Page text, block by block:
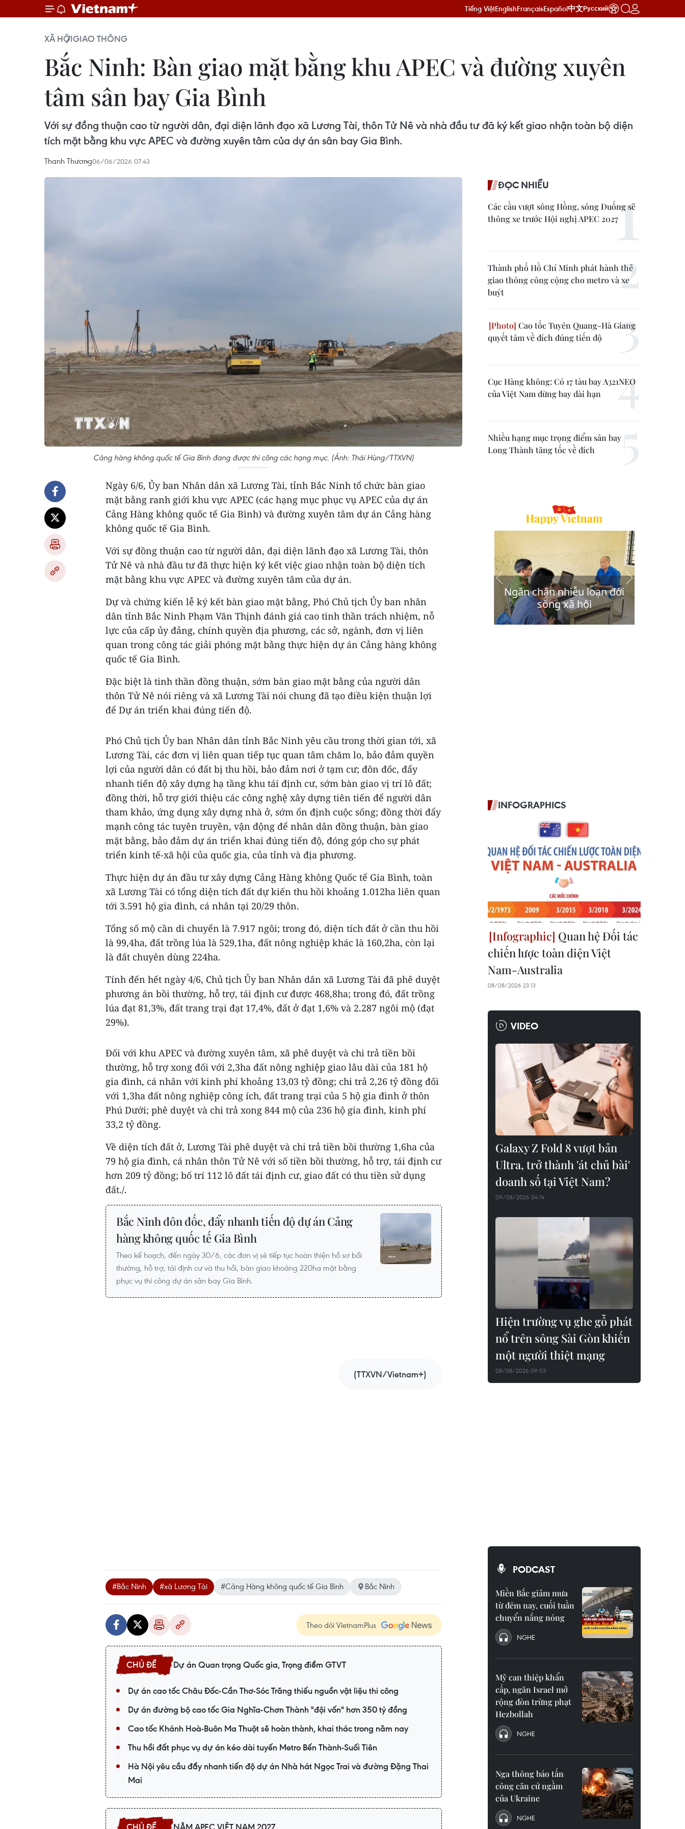
Tiếng ViệtEnglishFrançaisEspañol中文Русский
XÃ HỘIGIAO THÔNG
Bắc Ninh: Bàn giao mặt bằng khu APEC và đường xuyên
tâm sân bay Gia Bình
Với sự đồng thuận cao từ người dân, đại diện lãnh đạo xã Lương Tài, thôn Tử Nê và nhà đầu tư đã ký kết giao nhận toàn bộ diện
tích mặt bằng khu vực APEC và đường xuyên tâm của dự án sân bay Gia Bình.
Thanh Thương06/06/2026 07:43
Cảng hàng không quốc tế Gia Bình đang được thi công các hạng mục. (Ảnh: Thái Hùng/TTXVN)
Ngày 6/6, Ủy ban Nhân dân xã Lương Tài, tỉnh Bắc Ninh tổ chức bàn giao
mặt bằng ranh giới khu vực APEC (các hạng mục phục vụ APEC của dự án
Cảng Hàng không quốc tế Gia Bình) và đường xuyên tâm dự án Cảng hàng
không quốc tế Gia Bình.
Với sự đồng thuận cao từ người dân, đại diện lãnh đạo xã Lương Tài, thôn
Tử Nê và nhà đầu tư đã thực hiện ký kết việc giao nhận toàn bộ diện tích
mặt bằng khu vực APEC và đường xuyên tâm của dự án.
Dự và chứng kiến lễ ký kết bàn giao mặt bằng, Phó Chủ tịch Ủy ban nhân
dân tỉnh Bắc Ninh Phạm Văn Thịnh đánh giá cao tinh thần trách nhiệm, nỗ
lực của cấp ủy đảng, chính quyền địa phương, các sở, ngành, đơn vị liên
quan trong công tác giải phóng mặt bằng thực hiện dự án Cảng hàng không
quốc tế Gia Bình.
Đặc biệt là tinh thần đồng thuận, sớm bàn giao mặt bằng của người dân
thôn Tử Nê nói riêng và xã Lương Tài nói chung đã tạo điều kiện thuận lợi
để Dự án triển khai đúng tiến độ.
Phó Chủ tịch Ủy ban Nhân dân tỉnh Bắc Ninh yêu cầu trong thời gian tới, xã
Lương Tài, các đơn vị liên quan tiếp tục quan tâm chăm lo, bảo đảm quyền
lợi của người dân có đất bị thu hồi, bảo đảm nơi ở tạm cư; đôn đốc, đẩy
nhanh tiến độ xây dựng hạ tầng khu tái định cư, sớm bàn giao vị trí lô đất;
đồng thời, hỗ trợ giới thiệu các công nghệ xây dựng tiên tiến để người dân
tham khảo, ứng dụng xây dựng nhà ở, sớm ổn định cuộc sống; đồng thời đẩy
mạnh công tác tuyên truyền, vận động để nhân dân đồng thuận, bàn giao
mặt bằng, bảo đảm dự án triển khai đúng tiến độ, đóng góp cho sự phát
triển kinh tế-xã hội của quốc gia, của tỉnh và địa phương.
Thực hiện dự án đầu tư xây dựng Cảng Hàng không Quốc tế Gia Bình, toàn
xã Lương Tài có tổng diện tích đất dự kiến thu hồi khoảng 1.012ha liên quan
tới 3.591 hộ gia đình, cá nhân tại 20/29 thôn.
Tổng số mộ cần di chuyển là 7.917 ngôi; trong đó, diện tích đất ở cần thu hồi
là 99,4ha, đất trồng lúa là 529,1ha, đất nông nghiệp khác là 160,2ha, còn lại
là đất chuyên dùng 224ha.
Tính đến hết ngày 4/6, Chủ tịch Ủy ban Nhân dân xã Lương Tài đã phê duyệt
phương án bồi thường, hỗ trợ, tái định cư được 468,8ha; trong đó, đất trồng
lúa đạt 81,3%, đất trang trại đạt 17,4%, đất ở đạt 1,6% và 2.287 ngôi mộ (đạt
29%).
Đối với khu APEC và đường xuyên tâm, xã phê duyệt và chi trả tiền bồi
thường, hỗ trợ xong đối với 2,3ha đất nông nghiệp giao lâu dài của 181 hộ
gia đình, cá nhân với kinh phí khoảng 13,03 tỷ đồng; chi trả 2,26 tỷ đồng đối
với 1,3ha đất nông nghiệp công ích, đất trang trại của 5 hộ gia đình ở thôn
Phú Dưới; phê duyệt và chi trả xong 844 mộ của 236 hộ gia đình, kinh phí
33,2 tỷ đồng.
Về diện tích đất ở, Lương Tài phê duyệt và chi trả tiền bồi thường 1,6ha của
79 hộ gia đình, cá nhân thôn Tử Nê với số tiền bồi thường, hỗ trợ, tái định cư
hơn 209 tỷ đồng; bố trí 112 lô đất tái định cư, giao đất có thu tiền sử dụng
đất./.
Bắc Ninh đôn đốc, đẩy nhanh tiến độ dự án Cảng
hàng không quốc tế Gia Bình
Theo kế hoạch, đến ngày 30/6, các đơn vị sẽ tiếp tục hoàn thiện hồ sơ bồi
thường, hỗ trợ, tái định cư và thu hồi, bàn giao khoảng 220ha mặt bằng
phục vụ thi công dự án sân bay Gia Bình.
(TTXVN/Vietnam+)
#Bắc Ninh #xã Lương Tài #Cảng Hàng không quốc tế Gia Bình Bắc Ninh
Theo dõi VietnamPlus
Dự án Quan trọng Quốc gia, Trọng điểm GTVT
Dự án cao tốc Châu Đốc-Cần Thơ-Sóc Trăng thiếu nguồn vật liệu thi công
Dự án đường bộ cao tốc Gia Nghĩa-Chơn Thành "đội vốn" hơn 350 tỷ đồng
Cao tốc Khánh Hoà-Buôn Ma Thuột sẽ hoàn thành, khai thác trong năm nay
Thu hồi đất phục vụ dự án kéo dài tuyến Metro Bến Thành-Suối Tiên
Hà Nội yêu cầu đẩy nhanh tiến độ dự án Nhà hát Ngọc Trai và đường Đặng Thai
Mai
ĐỌC NHIỀU
Các cầu vượt sông Hồng, sông Đuống sẽ
thông xe trước Hội nghị APEC 2027
Thành phố Hồ Chí Minh phát hành thẻ
giao thông công cộng cho metro và xe
buýt
Cao tốc Tuyên Quang-Hà Giang
quyết tâm về đích đúng tiến độ
Cục Hàng không: Có 17 tàu bay A321NEO
của Việt Nam dừng bay dài hạn
Nhiều hạng mục trọng điểm sân bay
Long Thành tăng tốc về đích
INFOGRAPHICS
Quan hệ Đối tác
chiến lược toàn diện Việt
Nam-Australia
08/08/2026 23:13
VIDEO
Galaxy Z Fold 8 vượt bản
Ultra, trở thành 'át chủ bài'
doanh số tại Việt Nam?
09/08/2026 04:14
Hiện trường vụ ghe gỗ phát
nổ trên sông Sài Gòn khiến
một người thiệt mạng
08/08/2026 09:03
PODCAST
Miền Bắc giảm mưa
từ đêm nay, cuối tuần
chuyển nắng nóng
NGHE
Mỹ can thiệp khẩn
cấp, ngăn Israel mở
rộng đòn trừng phạt
Hezbollah
NGHE
Nga thông báo tấn
công căn cứ ngầm
của Ukraine
NGHE